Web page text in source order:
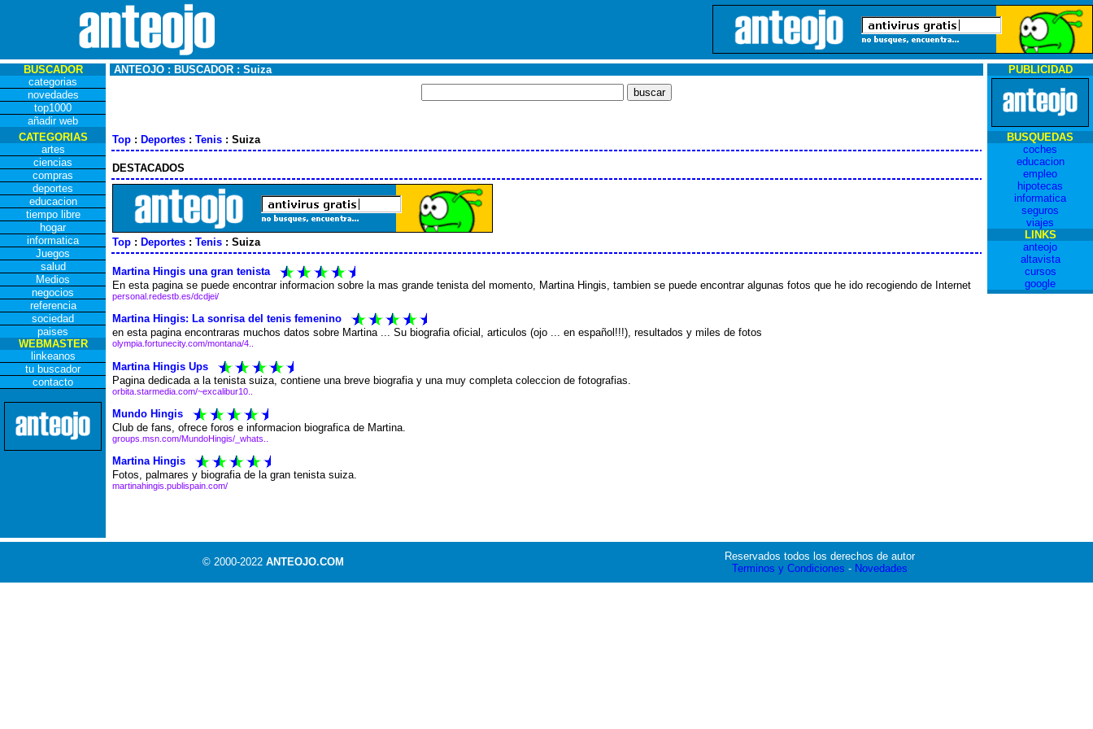
BUSCADOR
categorias
novedades
top1000
añadir web
ANTEOJO : BUSCADOR : Suiza PUBLICIDAD
CATEGORIAS
artes
ciencias
compras
deportes
educacion
tiempo libre
hogar
informatica
Juegos
salud
Medios
negocios
referencia
sociedad
paises
WEBMASTER
linkeanos
tu buscador
contacto
Top : Deportes : Tenis : Suiza
DESTACADOS
Top : Deportes : Tenis : Suiza
Martina Hingis una gran tenista
En esta pagina se puede encontrar informacion sobre la mas grande tenista del momento, Martina Hingis, tambien se puede encontrar algunas fotos que he ido recogiendo de Internet
personal.redestb.es/dcdjei/
Martina Hingis: La sonrisa del tenis femenino
en esta pagina encontraras muchos datos sobre Martina ... Su biografia oficial, articulos (ojo ... en español!!!), resultados y miles de fotos
olympia.fortunecity.com/montana/4..
Martina Hingis Ups
Pagina dedicada a la tenista suiza, contiene una breve biografia y una muy completa coleccion de fotografias.
orbita.starmedia.com/~excalibur10..
Mundo Hingis
Club de fans, ofrece foros e informacion biografica de Martina.
groups.msn.com/MundoHingis/_whats..
Martina Hingis
Fotos, palmares y biografia de la gran tenista suiza.
martinahingis.publispain.com/
BUSQUEDAS
coches
educacion
empleo
hipotecas
informatica
seguros
viajes
LINKS
anteojo
altavista
cursos
google
© 2000-2022 ANTEOJO.COM
Reservados todos los derechos de autor
Terminos y Condiciones - Novedades